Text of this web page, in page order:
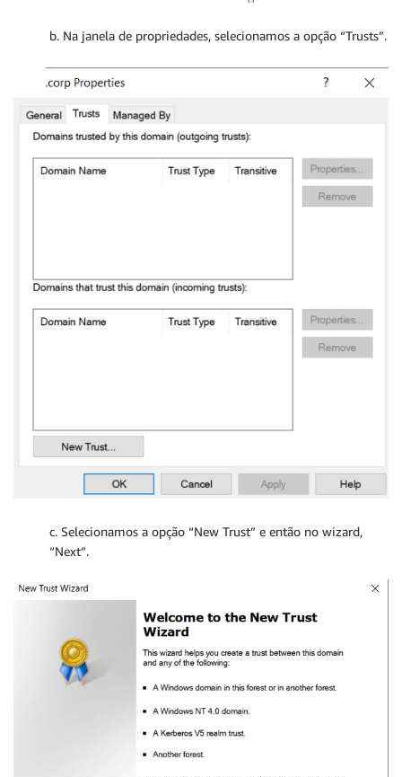
b. Na janela de propriedades, selecionamos a opção “Trusts”.
c. Selecionamos a opção “New Trust” e então no wizard,
“Next”.